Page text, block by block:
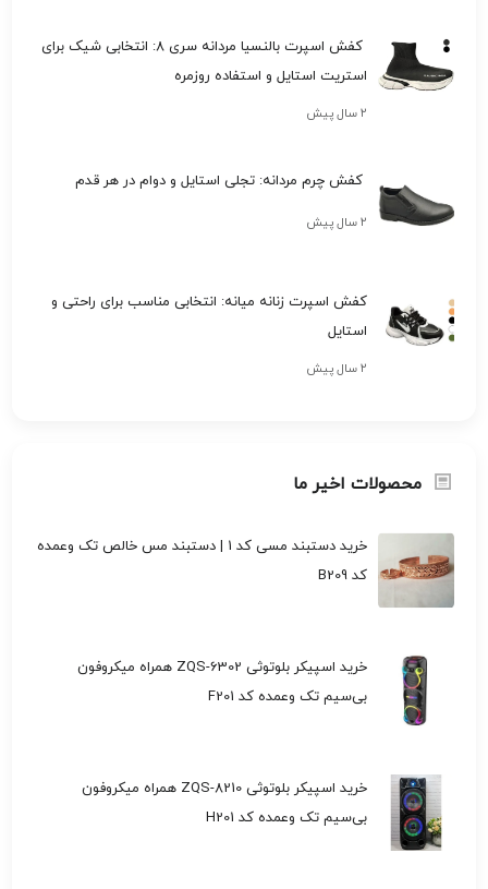
کفش اسپرت بالنسیا مردانه سری 8: انتخابی شیک برای
استریت استایل و استفاده روزمره
۲ سال پیش
کفش چرم مردانه: تجلی استایل و دوام در هر قدم
۲ سال پیش
کفش اسپرت زنانه میانه: انتخابی مناسب برای راحتی و
استایل
۲ سال پیش
محصولات اخیر ما
خرید دستبند مسی کد 1 | دستبند مس خالص تک وعمده
کد B209
خرید اسپیکر بلوتوثی ZQS-6302 همراه میکروفون
بی‌سیم تک وعمده کد F201
خرید اسپیکر بلوتوثی ZQS-8210 همراه میکروفون
بی‌سیم تک وعمده کد H201